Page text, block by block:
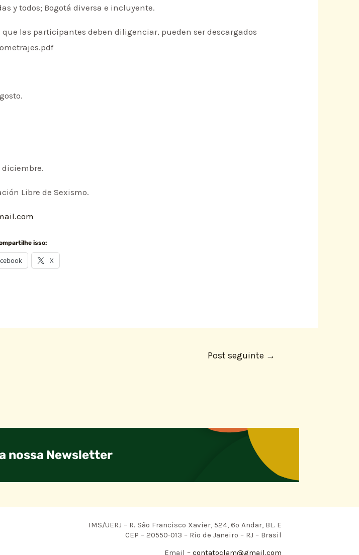
y todos; Bogotá diversa e incluyente.
las participantes deben diligenciar, pueden ser descargados
Libre de Sexismo.
isso:
X
Post seguinte →
nossa Newsletter
IMS/UERJ – R. São Francisco Xavier, 524, 6º Andar, BL. E
CEP – 20550-013 – Rio de Janeiro – RJ – Brasil
Email –contatoclam@gmail.com